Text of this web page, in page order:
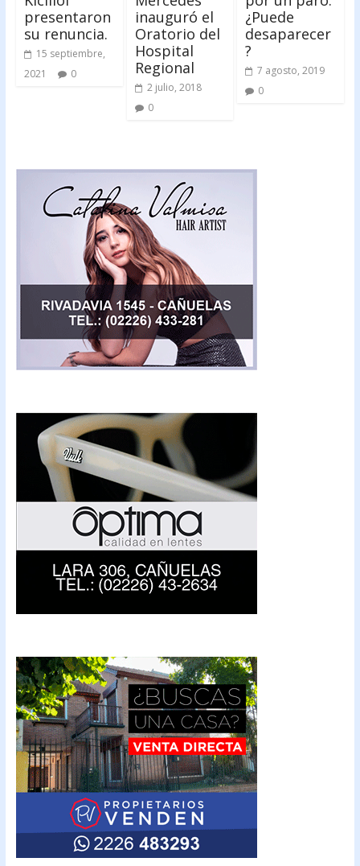
presentaron
su renuncia.
15 septiembre,
2021
0
inauguró el
Oratorio del
Hospital
Regional
2 julio, 2018
0
¿Puede
desaparecer
?
7 agosto, 2019
0